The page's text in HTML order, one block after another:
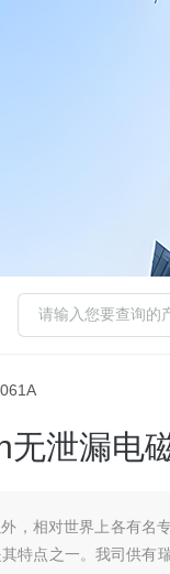
泄漏电
，相对世界上各有名
特点之一。我司供有